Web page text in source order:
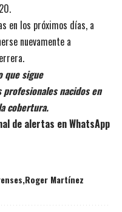
en los próximos días, a
nuevamente a
que sigue
nacidos en
cobertura.
de alertas en WhatsApp
Roger Martínez